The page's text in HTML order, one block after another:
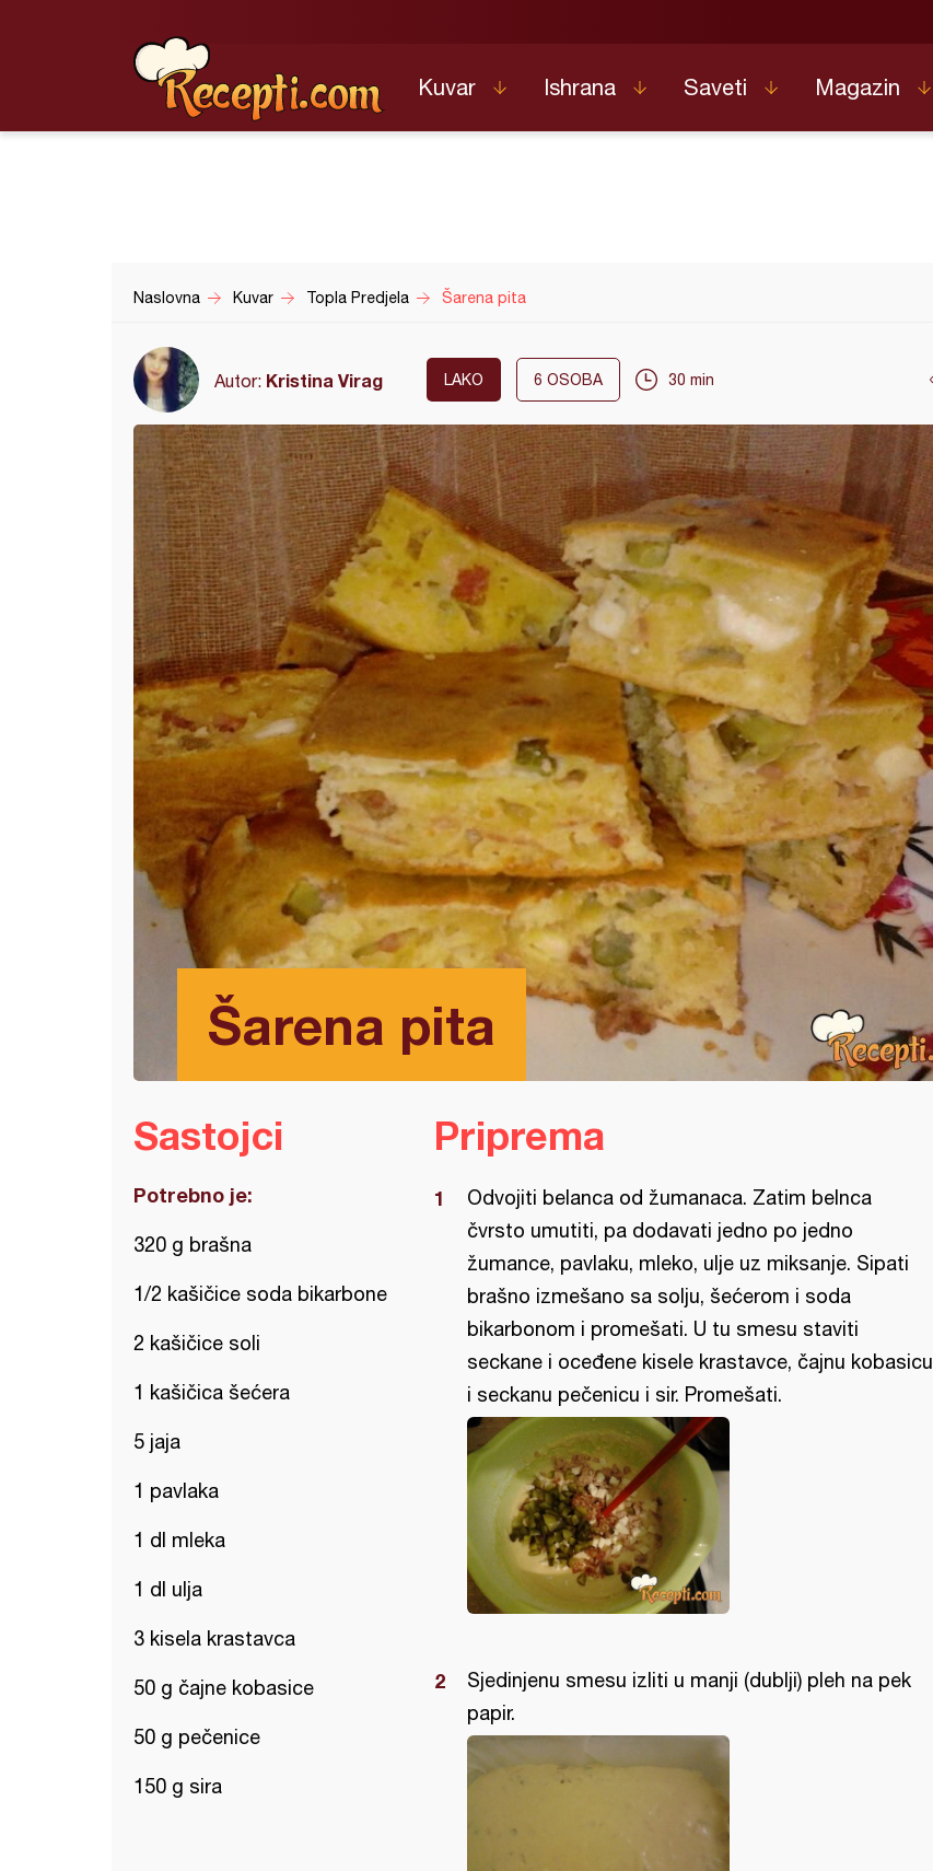
Kuvar Ishrana Saveti Magazin
Naslovna Kuvar Topla Predjela Šarena pita
Autor: Kristina Virag LAKO 6 OSOBA 30 min
Šarena pita
Sastojci
Potrebno je:
320 g brašna
1/2 kašičice soda bikarbone
2 kašičice soli
1 kašičica šećera
5 jaja
1 pavlaka
1 dl mleka
1 dl ulja
3 kisela krastavca
50 g čajne kobasice
50 g pečenice
150 g sira
Priprema
Odvojiti belanca od žumanaca. Zatim belnca
čvrsto umutiti, pa dodavati jedno po jedno
žumance, pavlaku, mleko, ulje uz miksanje. Sipati
brašno izmešano sa solju, šećerom i soda
bikarbonom i promešati. U tu smesu staviti
seckane i oceđene kisele krastavce, čajnu kobasicu
i seckanu pečenicu i sir. Promešati.
Sjedinjenu smesu izliti u manji (dublji) pleh na pek
papir.